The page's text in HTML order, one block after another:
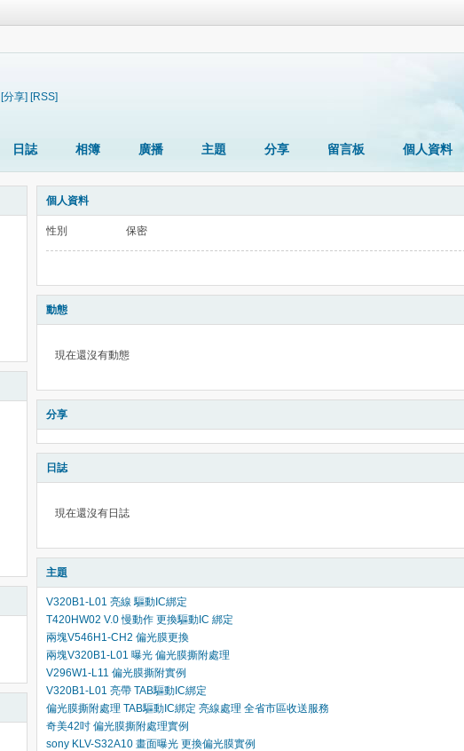
[分享] [RSS]
日誌 相簿 廣播 主題 分享 留言板 個人資料
個人資料
性別 保密
動態
現在還沒有動態
分享
日誌
現在還沒有日誌
主題
V320B1-L01 亮線 驅動IC綁定
T420HW02 V.0 慢動作 更換驅動IC 綁定
兩塊V546H1-CH2 偏光膜更換
兩塊V320B1-L01 曝光 偏光膜撕附處理
V296W1-L11 偏光膜撕附實例
V320B1-L01 亮帶 TAB驅動IC綁定
偏光膜撕附處理 TAB驅動IC綁定 亮線處理 全省市區收送服務
奇美42吋 偏光膜撕附處理實例
sony KLV-S32A10 畫面曝光 更換偏光膜實例